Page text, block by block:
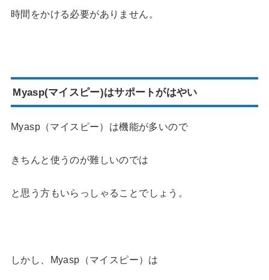
時間をかける必要がありません。
Myasp(マイスピー)はサポートがはやい
Myasp（マイスピー）は機能が多いので
きちんと使うのが難しいのでは
と思う方もいらっしゃることでしょう。
しかし、Myasp（マイスピー）は